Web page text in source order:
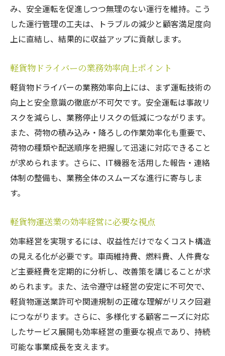
み、安全運転を促進しつつ無理のない運行を維持。こう
した運行管理の工夫は、トラブルの減少と顧客満足度向
上に直結し、結果的に収益アップに貢献します。
軽貨物ドライバーの業務効率向上ポイント
軽貨物ドライバーの業務効率向上には、まず運転技術の
向上と安全意識の徹底が不可欠です。安全運転は事故リ
スクを減らし、業務停止リスクの低減につながります。
また、荷物の積み込み・降ろしの作業効率化も重要で、
荷物の種類や配送順序を把握して迅速に対応できること
が求められます。さらに、IT機器を活用した報告・連絡
体制の整備も、業務全体のスムーズな進行に寄与しま
す。
軽貨物運送業の効率経営に必要な視点
効率経営を実現するには、収益性だけでなくコスト構造
の見える化が必要です。車両維持費、燃料費、人件費な
ど主要経費を定期的に分析し、改善策を講じることが求
められます。また、法令遵守は経営の安定に不可欠で、
軽貨物運送業許可や関連規制の正確な理解がリスク回避
につながります。さらに、多様化する顧客ニーズに対応
したサービス展開も効率経営の重要な視点であり、持続
可能な事業成長を支えます。